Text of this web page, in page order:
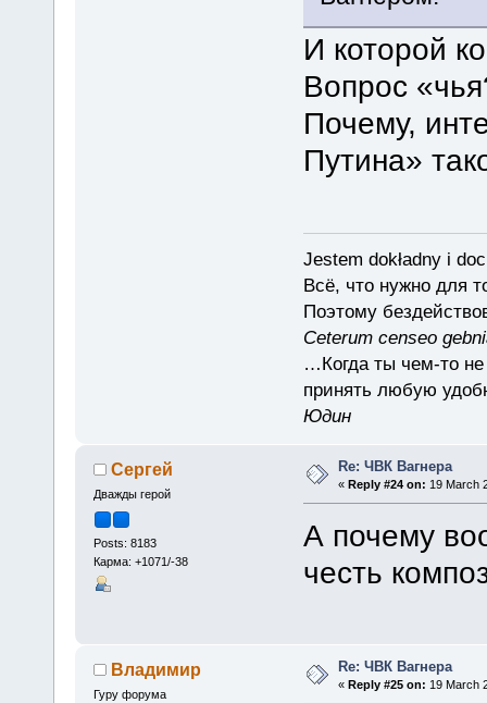
И которой
Вопрос
Почему,
Путина»
Jestem dokładny i
Всё, что нужно для
Поэтому
Ceterum censeo
…Когда ты чем-то не
принять любую
Юдин
Сергей
Дважды герой
Posts: 8183
Карма: +1071/-38
Re: ЧВК Вагнера
«Reply #24 on: 19 March
А почему
честь
Владимир
Гуру форума
Re: ЧВК Вагнера
«Reply #25 on: 19 March